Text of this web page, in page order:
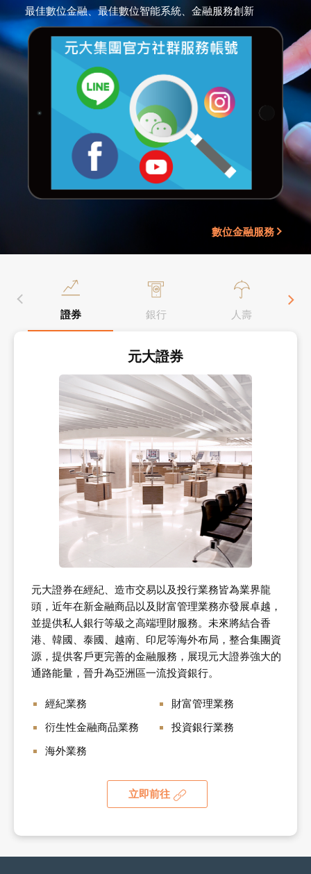
最佳數位金融、最佳數位智能系統、金融服務創新
數位金融服務
證券 銀行 人壽
元大證券
元大證券在經紀、造市交易以及投行業務皆為業界龍
頭，近年在新金融商品以及財富管理業務亦發展卓越，
並提供私人銀行等級之高端理財服務。未來將結合香
港、韓國、泰國、越南、印尼等海外布局，整合集團資
源，提供客戶更完善的金融服務，展現元大證券強大的
通路能量，晉升為亞洲區一流投資銀行。
經紀業務
財富管理業務
衍生性金融商品業務
投資銀行業務
海外業務
立即前往